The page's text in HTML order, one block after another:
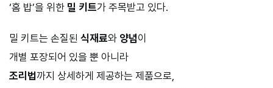
‘홈 밥’을 위한 밀 키트가 주목받고 있다.
밀 키트는 손질된 식재료와 양념이
개별 포장되어 있을 뿐 아니라
조리법 까지 상세하게 제공하는 제품으로,